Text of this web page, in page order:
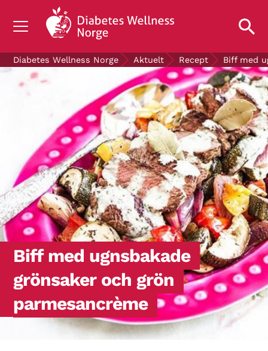
OM DIABETES
STØTT OSS
OM OSS
GRATIS DIABETESPRODUKTER
Diabetes Wellness Norge Aktuelt Recept Biff med
Biff med ugnsbakade
grönsaker och grön
parmesancrème